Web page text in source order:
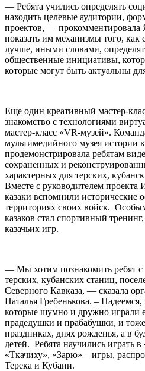
— Ребята учились определять
находить целевые аудитории,
проектов, — прокомментировала
показать им механизмы того, как
лучше, иными словами,
общественные инициативы,
которые могут быть актуальны
Еще один креативный мастер-
знакомство с технологиями
мастер-класс «VR-музей».
мультимедийного музея истории
продемонстрировала ребятам
сохраненных и
характерных для терских,
Вместе с руководителем
казаки вспомнили исторические
территориях своих войск.
казаков стал спортивный
казачьих игр.
— Мы хотим познакомить ребят
терских, кубанских станиц,
Северного Кавказа, — сказала
Наталья Гребенькова. –
которые шумно и дружно играли
прадедушки и прабабушки, и
праздниках, днях рожденья, а в
детей. Ребята научились играть
«Ткачиху», «Зарю» – игры,
Терека и Кубани.